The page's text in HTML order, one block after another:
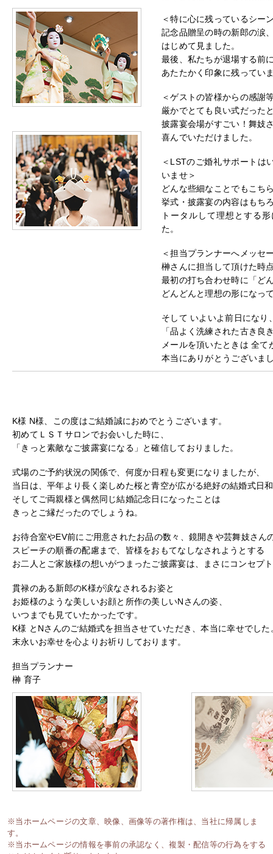
＜特に心に残っているシー
記念品贈呈の時の新郎の涙
はじめて見ました。
最後、私たちが退場する前
あたたかく印象に残ってい
＜ゲストの皆様からの感謝
厳かでとても良い式だった
披露宴会場がすごい！舞妓
喜んでいただけました。
＜LSTのご婚礼サポートは
いませ＞
どんな些細なことでもこち
挙式・披露宴の内容はもち
トータルして理想とする
た。
＜担当プランナーへメッセ
榊さんに担当して頂けた時
最初の打ち合わせ時に「ど
どんどんと理想の形になっ
そして いよいよ前日になり
「品よく洗練された古き良
メールを頂いたときは 全
本当にありがとうございま
K様 N様、この度はご結婚誠におめでとうございます。
初めてＬＳＴサロンでお会いした時に、
「きっと素敵なご披露宴になる」と確信しておりました。
式場のご予約状況の関係で、何度か日程も変更になりましたが、
当日は、平年より長く楽しめた桜と青空が広がる絶好の結婚式日
そしてご両親様と偶然同じ結婚記念日になったことは
きっとご縁だったのでしょうね。
お待合室やEV前にご用意されたお品の数々、鏡開きや芸舞妓さん
スピーチの順番の配慮まで、皆様をおもてなしなされようとする
お二人とご家族様の想いがつまったご披露宴は、まさにコンセプ
貫禄のある新郎のK様が涙なされるお姿と
お姫様のような美しいお顔と所作の美しいNさんの姿、
いつまでも見ていたかったです。
K様 とNさんのご結婚式を担当させていただき、本当に幸せでした
末永いお幸せを心よりお祈りしております。
担当プランナー
榊 育子
※当ホームページの文章、映像、画像等の著作権は、当社に帰属しま
す。
※当ホームページの情報を事前の承認なく、複製・配信等の行為をする